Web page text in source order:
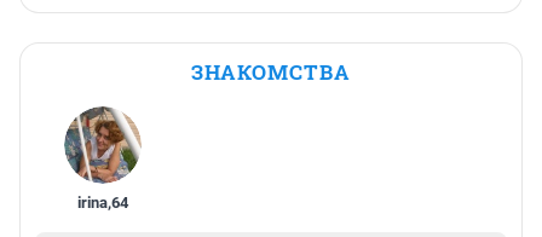
ЗНАКОМСТВА
irina,64